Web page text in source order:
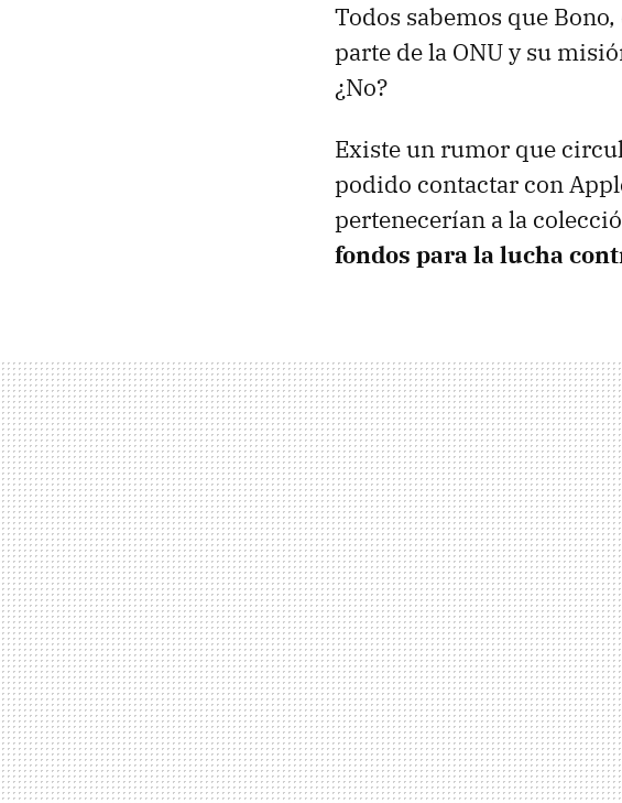
Todos sabemos que
parte de la ONU y su
¿No?
Existe un rumor que
podido contactar con
pertenecerían a la
fondos para la lucha